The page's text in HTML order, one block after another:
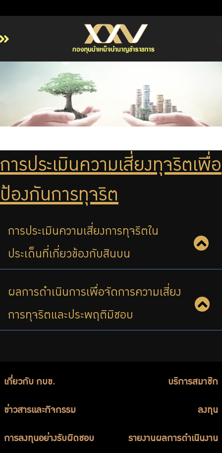
เกี่ยวกับ กบข.
ลงทุน
การบริหารความเสี่ยง
รายงานผลการดำเนินงาน
ข่าวสารและกิจกรรม
บริการเจ้าหน้าที่ส่วนราชการ
ร่วมงานกับเรา
ติดต่อเรา
ไทย | Eng
การประเมินความเสี่ยงทุจริตเพื่อ
ป้องกันการทุจริต
การประเมินความเสี่ยงการทุจริตใน
ประเด็นที่เกี่ยวข้องกับสินบน
ผลการดำเนินการเพื่อจัดการความเสี่ยง
การทุจริตและประพฤติมิชอบ
เกี่ยวกับ กบข. บริการสมาชิก
ข่าวสารและกิจกรรม ลงทุน
การลงทุนอย่างรับผิดชอบ รายงานผลการดำเนินงาน